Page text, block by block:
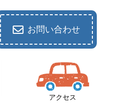
お問い合わせ
アクセス